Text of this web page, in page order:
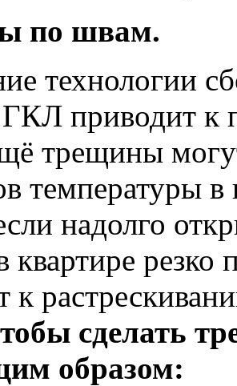
по швам.
технологии
приводит
трещины
температуры
надолго
квартире резко
к
сделать
образом: